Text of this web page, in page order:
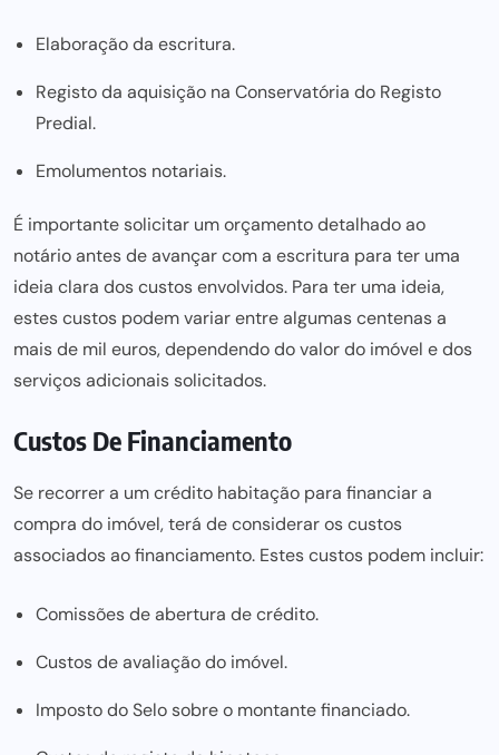
Elaboração da escritura.
Registo da aquisição na Conservatória do Registo
Predial.
Emolumentos notariais.
É importante solicitar um orçamento detalhado ao
notário antes de avançar com a escritura para ter uma
ideia clara dos custos envolvidos. Para ter uma ideia,
estes custos podem variar entre algumas centenas a
mais de mil euros, dependendo do valor do imóvel e dos
serviços adicionais solicitados.
Custos De Financiamento
Se recorrer a umcrédito habitação para financiar a
compra do imóvel, terá de considerar os custos
associados ao financiamento. Estes custos podem incluir:
Comissões de abertura de crédito.
Custos de avaliação do imóvel.
Imposto do Selo sobre o montante financiado.